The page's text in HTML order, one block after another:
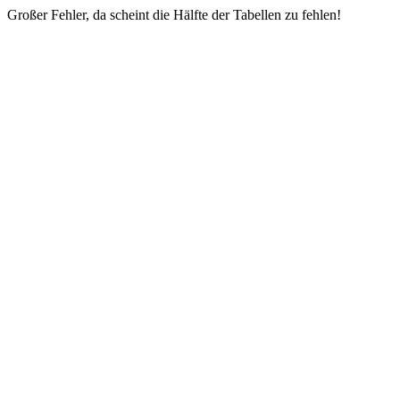
Großer Fehler, da scheint die Hälfte der Tabellen zu fehlen!